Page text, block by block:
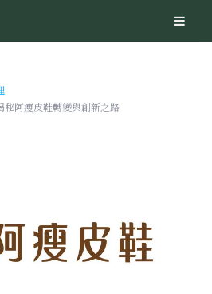
秘阿瘦皮鞋轉變與創新之路